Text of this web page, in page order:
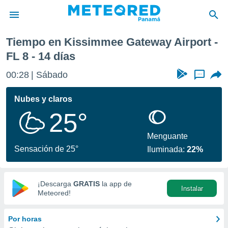
de
por
para
que se
calidad.
las
y
forma
basada
Tiempo en Kissimmee Gateway Airport -
FL 8 - 14 días
00:28 Sábado ...
Nubes y claros
25°
Sensación de 25°
Menguante
Iluminada:22%
¡Descarga GRATIS la app de
Meteored!
Instalar
Por horas